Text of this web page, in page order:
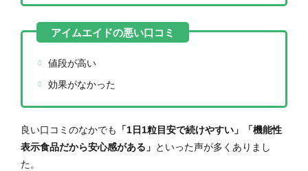
値段が高い
効果がなかった
良い口コミのなかでも
「1日1粒目安で続けやすい」「機能性
表示食品だから安心感がある」 といった声が多くありまし
た。